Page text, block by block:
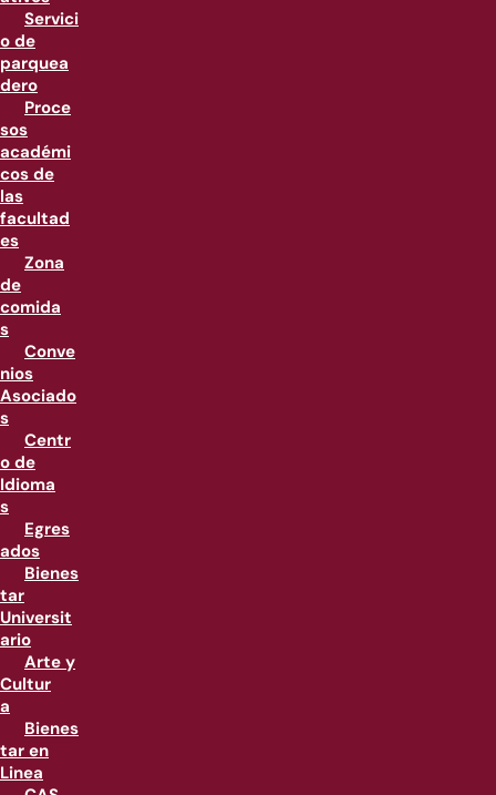
Servici
o de
parquea
dero
Proce
sos
académi
cos de
las
facultad
es
Zona
de
comida
s
Conve
nios
Asociado
s
Centr
o de
Idioma
s
Egres
ados
Bienes
tar
Universit
ario
Arte y
Cultur
a
Bienes
tar en
Linea